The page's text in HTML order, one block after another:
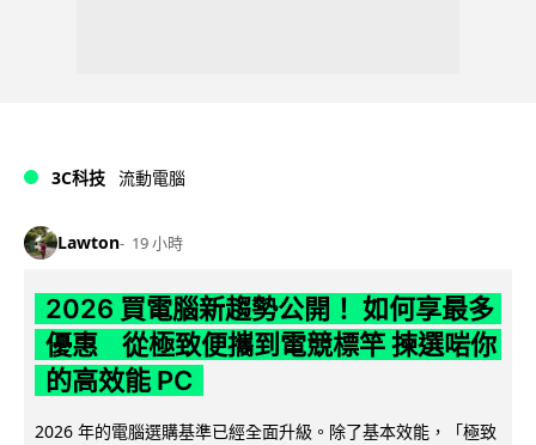
3C科技 流動電腦
Lawton 19 小時
2026 買電腦新趨勢公開！ 如何享最多
優惠 從極致便攜到電競標竿 揀選啱你
的高效能 PC
2026 年的電腦選購基準已經全面升級。除了基本效能，「極致